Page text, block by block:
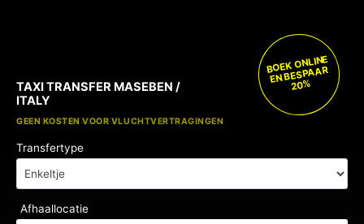
GRATIS KINDERZITJES
GEEN KOSTEN VOOR VLUCHTVERTRAGINGEN
TAXI TRANSFER MASEBEN /
ITALY
BOEK ONLINE
EN BESPAAR
20%
Transfertype
Afhaallocatie